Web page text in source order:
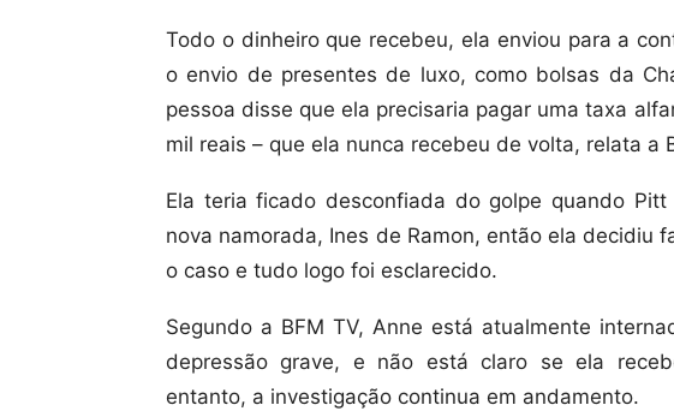
Todo o dinheiro que recebeu, ela enviou para a
o envio de presentes de luxo, como bolsas da
pessoa disse que ela precisaria pagar uma taxa
mil reais – que ela nunca recebeu de volta, relata a
Ela teria ficado desconfiada do golpe quando
nova namorada, Ines de Ramon, então ela decidiu
o caso e tudo logo foi esclarecido.
Segundo a BFM TV, Anne está atualmente
depressão grave, e não está claro se ela
entanto, a investigação continua em andamento.